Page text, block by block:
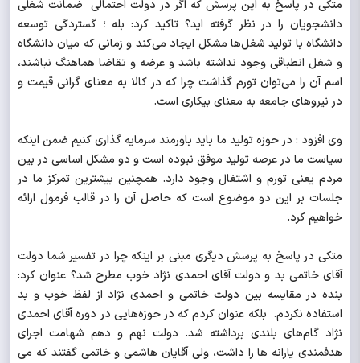
متکی در پاسخ به این پرسش که اگر در دولت احتمالی ضمانت شغلی
دانشجویان را در نظر گرفته اید؟ تاکید کرد: بله ؛‌ گستردگی توسعه
دانشگاه با تولید شغل‌ها مشکل ایجاد می‌کند و زمانی که میان دانشگاه
و شغل انطباقی وجود نداشته باشد و عرضه و تقاضا هماهنگ نباشند،
اسم آن را می‌توان تورم گذاشت چرا که در کالا به معنای گرانی قیمت و
در نیروهای جامعه به معنای بیکاری است.
وی افزود : در حوزه تولید ما باید باورمند سرمایه گذاری کنیم ضمن اینکه
سیاست ما در عرصه تولید موفق نبوده است و دو مشکل اساسی در بین
مردم یعنی تورم و اشتغال وجود دارد. همچنین بیشترین تمرکز ما در
جلسات بر این دو موضوع است که حاصل آن را در قالب فرمول ارائه
خواهیم کرد.
متکی در پاسخ به پرسش دیگری مبنی بر اینکه چرا در تفسیر شما دولت
آقای خاتمی بد و دولت آقای احمدی نژاد خوب مطرح شد؟ عنوان کرد:
بنده در مقایسه بین دولت خاتمی و احمدی نژاد از لفظ خوب و بد
استفاده نکردم. بلکه عنوان کردم که در حوزه‌هایی در دوره آقای احمدی
نژاد گام‌های بلندی برداشته شد. دولت نهم و دهم شهامت اجرای
هدفمندی یارانه ها را داشت، ولی آقایان هاشمی و خاتمی گفتند که می